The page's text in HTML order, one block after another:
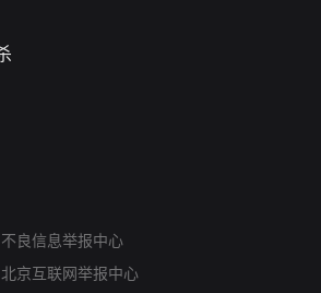
不良信息举报中心
北京互联网举报中心
算法推荐专项举报